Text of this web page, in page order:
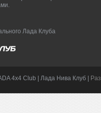
Лада Клуба
4x4 Club | Лада Нива Клуб |